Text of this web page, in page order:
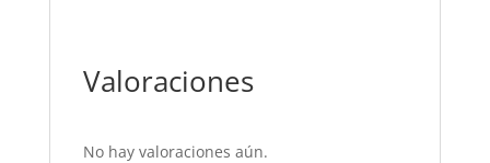
Valoraciones
No hay valoraciones aún.